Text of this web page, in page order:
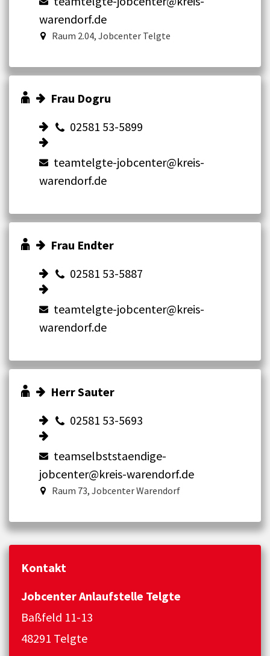
warendorf.de
Raum 2.04, Jobcenter Telgte
Frau Dogru
02581 53-5899
teamtelgte-jobcenter@kreis-
warendorf.de
Frau Endter
02581 53-5887
teamtelgte-jobcenter@kreis-
warendorf.de
Herr Sauter
02581 53-5693
teamselbststaendige-
jobcenter@kreis-warendorf.de
Raum 73, Jobcenter Warendorf
Kontakt
Jobcenter Anlaufstelle Telgte
Baßfeld 11-13
48291 Telgte